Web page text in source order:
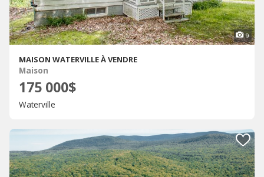
9
MAISON WATERVILLE À VENDRE
Maison
175 000$
Waterville